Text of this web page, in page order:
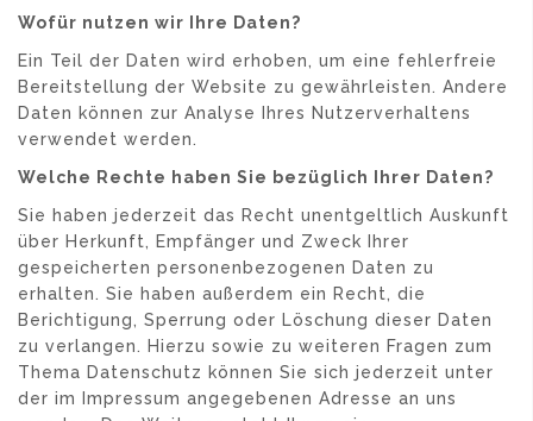
Wofür nutzen wir Ihre Daten?
Ein Teil der Daten wird erhoben, um eine fehlerfreie
Bereitstellung der Website zu gewährleisten. Andere
Daten können zur Analyse Ihres Nutzerverhaltens
verwendet werden.
Welche Rechte haben Sie bezüglich Ihrer Daten?
Sie haben jederzeit das Recht unentgeltlich Auskunft
über Herkunft, Empfänger und Zweck Ihrer
gespeicherten personenbezogenen Daten zu
erhalten. Sie haben außerdem ein Recht, die
Berichtigung, Sperrung oder Löschung dieser Daten
zu verlangen. Hierzu sowie zu weiteren Fragen zum
Thema Datenschutz können Sie sich jederzeit unter
der im Impressum angegebenen Adresse an uns